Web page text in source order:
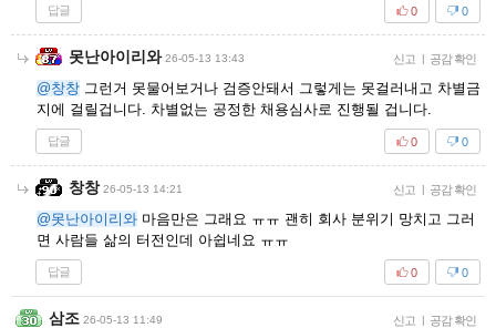
답글 0
0
못난아이리와 26-05-13 13:43 신고 | 공감 확인
@창창 그런거 못물어보거나 검증안돼서 그렇게는 못걸러내고 차별금
지에 걸릴겁니다. 차별없는 공정한 채용심사로 진행될 겁니다.
답글 0
0
창창 26-05-13 14:21 신고 | 공감 확인
@못난아이리와 마음만은 그래요 ㅠㅠ 괜히 회사 분위기 망치고 그러
면 사람들 삶의 터전인데 아쉽네요 ㅠㅠ
답글 0
0
삼조 26-05-13 11:49 신고 | 공감 확인